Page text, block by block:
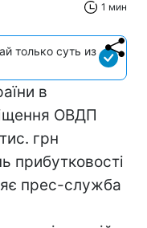
1 мин
только суть из
в
ОВДП
грн
прибутковості
прес-служба